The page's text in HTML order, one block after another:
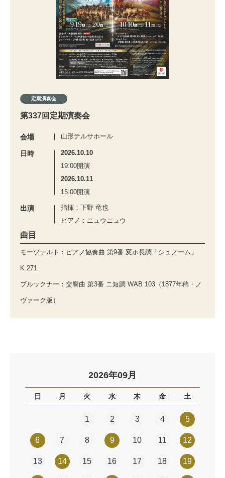
定期演奏会
第337回定期演奏会
会場 山形テルサホール
日時
2026.10.10
19:00開演
2026.10.11
15:00開演
出演
指揮：下野 竜也
ピアノ：ニュウニュウ
曲目
モーツァルト：ピアノ協奏曲 第9番 変ホ長調「ジュノーム」
K.271
ブルックナー：交響曲 第3番 ニ短調 WAB 103（1877年稿・ノ
ヴァーク版）
2026年09月
日 月 火 水 木 金 土
1 2 3 4 5
6 7 8 9 10 11 12
13 14 15 16 17 18 19